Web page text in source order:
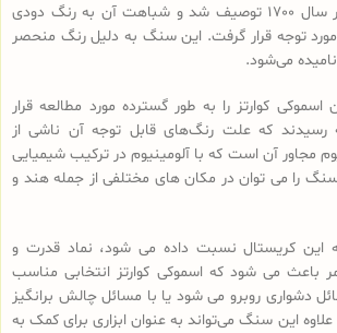
سنگ برای اولین بار در سال 1700 توصیف شد و شباهت آن به رنگ دودی
مورد توجه قرار گرفت. این سنگ به دلیل رنگ منحصر
می‌شود.
اسموکی کوارتز را به طور گسترده مورد مطالعه قرار
رسیدند که علت رنگ‌های قابل توجه آن ناشی از
مجاور آن است که با آلومینیوم در ترکیب شیمیایی
را می توان در مکان های مختلفی از جمله هند و
این کریستال نسبت داده می شود، نماد قدرت و
باعث می شود که اسموکی کوارتز انتخابی مناسب
دشواری روبرو می شود یا با مسائل چالش برانگیز
علاوه این سنگ می‌تواند به عنوان ابزاری برای کمک به